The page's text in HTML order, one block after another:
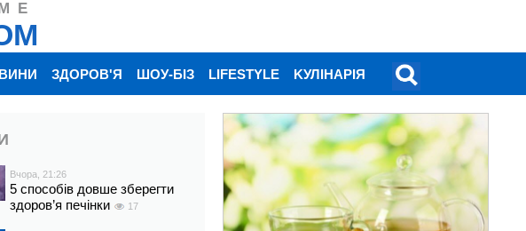
ЗДОРОВ'Я ШОУ-БІЗ LIFESTYLE KУЛІНАРІЯ
Вчора, 21:26
5 способів довше зберегти
здоров’я печінки
17